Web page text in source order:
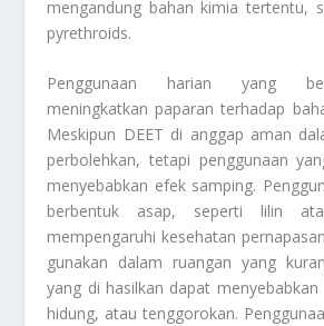
mengandung bahan kimia tertentu,
pyrethroids.
Penggunaan harian yang
meningkatkan paparan terhadap
Meskipun DEET di anggap aman
perbolehkan, tetapi penggunaan
menyebabkan efek samping.
berbentuk asap, seperti lilin
mempengaruhi kesehatan
gunakan dalam ruangan yang
yang di hasilkan dapat
hidung, atau tenggorokan.